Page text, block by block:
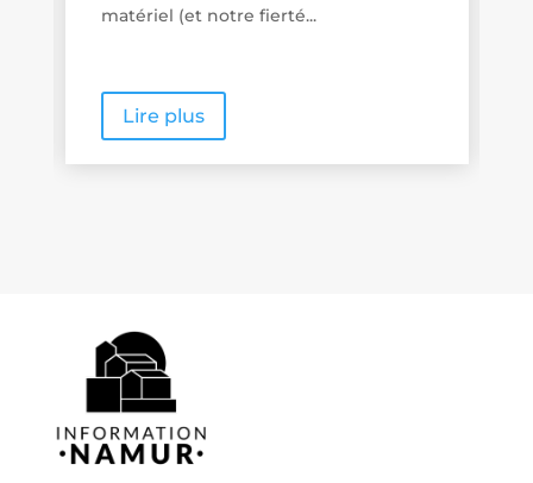
proximité se veut vraiment...
Lire plus